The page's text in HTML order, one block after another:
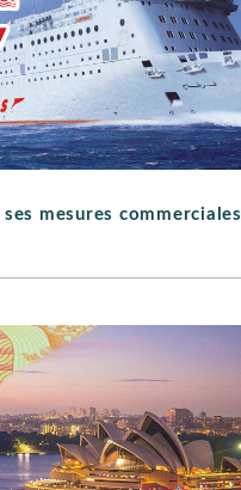
mesures commerciales